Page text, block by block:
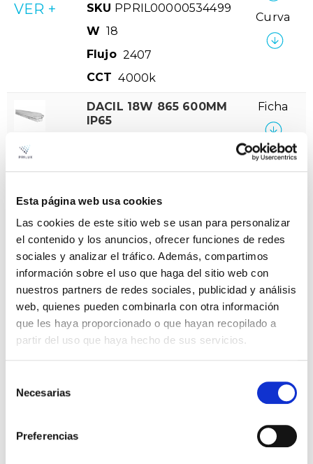
Esta página web usa cookies
Las cookies de este sitio web se usan para personalizar
el contenido y los anuncios, ofrecer funciones de redes
sociales y analizar el tráfico. Además, compartimos
información sobre el uso que haga del sitio web con
nuestros partners de redes sociales, publicidad y análisis
web, quienes pueden combinarla con otra información
que les haya proporcionado o que hayan recopilado a
partir del uso que haya hecho de sus servicios.
Necesarias
Preferencias
VER +
SKU PPRIL00000534499
W 18
Flujo 2407
CCT 4000k
Curva
VER +
DACIL 18W 865 600MM
IP65
W 18
Ficha
Curva
VER +
DACIL 34W 840
1200MM IP65
PPRIL00000534512
W 34
Flujo 4719
Ficha
Curva
Ficha
Curva